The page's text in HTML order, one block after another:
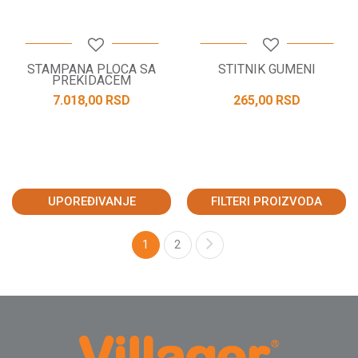
STAMPANA PLOCA SA
PREKIDACEM
7.018,00 RSD
STITNIK GUMENI
265,00 RSD
UPOREĐIVANJE FILTERI PROIZVODA
1 2